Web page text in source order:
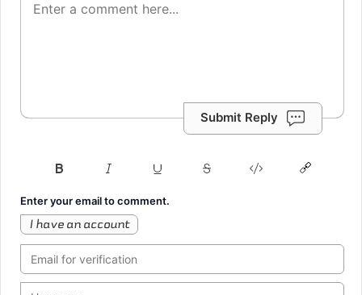
Submit Reply
Enter your email to comment.
I have an account